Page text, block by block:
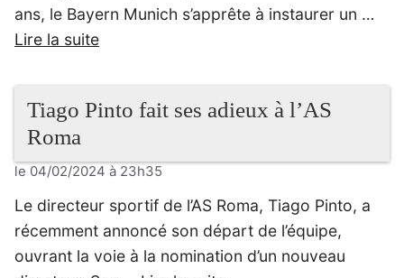
ans, le Bayern Munich s’apprête à instaurer un …
Lire la suite
Tiago Pinto fait ses adieux à l’AS
Roma
le 04/02/2024 à 23h35
Le directeur sportif de l’AS Roma, Tiago Pinto, a
récemment annoncé son départ de l’équipe,
ouvrant la voie à la nomination d’un nouveau